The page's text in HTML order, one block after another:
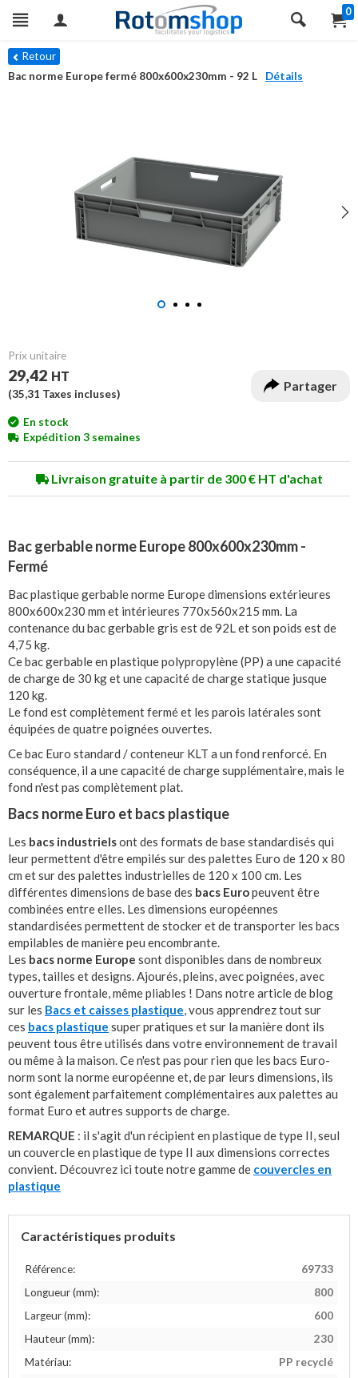
0
Retour
Bac norme Europe fermé 800x600x230mm - 92 L
Détails
Prix unitaire
29,42 HT
(35,31 Taxes incluses)
Partager
En stock
Expédition 3 semaines
Livraison gratuite à partir de 300 € HT d'achat
Bac gerbable norme Europe 800x600x230mm -
Fermé
Bac plastique gerbable norme Europe dimensions extérieures
800x600x230 mm et intérieures 770x560x215 mm. La
contenance du bac gerbable gris est de 92L et son poids est de
4,75 kg.
Ce bac gerbable en plastique polypropylène (PP) a une capacité
de charge de 30 kg et une capacité de charge statique jusque
120 kg.
Le fond est complètement fermé et les parois latérales sont
équipées de quatre poignées ouvertes.
Ce bac Euro standard / conteneur KLT a un fond renforcé. En
conséquence, il a une capacité de charge supplémentaire, mais le
fond n'est pas complètement plat.
Bacs norme Euro et bacs plastique
Les bacs industrielsont des formats de base standardisés qui
leur permettent d'être empilés sur des palettes Euro de 120 x 80
cm et sur des palettes industrielles de 120 x 100 cm. Les
différentes dimensions de base des bacs Europeuvent être
combinées entre elles. Les dimensions européennes
standardisées permettent de stocker et de transporter les bacs
empilables de manière peu encombrante.
Les bacs norme Europe sont disponibles dans de nombreux
types, tailles et designs. Ajourés, pleins, avec poignées, avec
ouverture frontale, même pliables ! Dans notre article de blog
sur les Bacs et caisses plastique, vous apprendrez tout sur
ces bacs plastique super pratiques et sur la manière dont ils
peuvent tous être utilisés dans votre environnement de travail
ou même à la maison. Ce n'est pas pour rien que les bacs Euro-
norm sont la norme européenne et, de par leurs dimensions, ils
sont également parfaitement complémentaires aux palettes au
format Euro et autres supports de charge.
REMARQUE : il s'agit d'un récipient en plastique de type II, seul
un couvercle en plastique de type II aux dimensions correctes
convient. Découvrez ici toute notre gamme de couvercles en
plastique
Caractéristiques produits
Référence:
69733
Longueur (mm):
800
Largeur (mm):
600
Hauteur (mm):
230
Matériau:
PP recyclé